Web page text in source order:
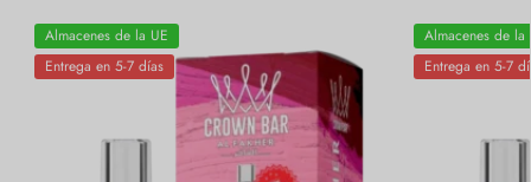
Almacenes de la UE
Entrega en 5-7 días
Almacenes de la
Entrega en 5-7